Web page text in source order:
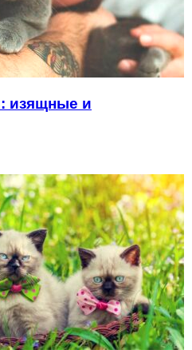
изящные и